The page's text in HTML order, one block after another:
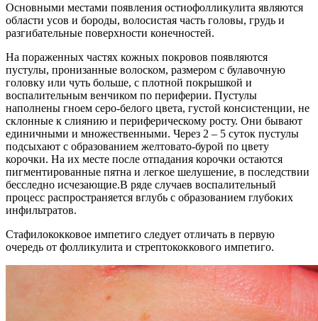
Основными местами появления остиофолликулита являются
области усов и бороды, волосистая часть головы, грудь и
разгибательные поверхности конечностей.
На пораженных частях кожных покровов появляются
пустулы, пронизанные волоском, размером с булавочную
головку или чуть больше, с плотной покрышкой и
воспалительным венчиком по периферии. Пустулы
наполнены гноем серо-белого цвета, густой консистенции, не
склонные к слиянию и периферическому росту. Они бывают
единичными и множественными. Через 2 – 5 суток пустулы
подсыхают с образованием желтовато-бурой по цвету
корочки. На их месте после отпадания корочки остаются
пигментированные пятна и легкое шелушение, в последствии
бесследно исчезающие.В ряде случаев воспалительный
процесс распространяется вглубь с образованием глубоких
инфильтратов.
Стафилококковое импетиго следует отличать в первую
очередь от фолликулита и стрептококкового импетиго.